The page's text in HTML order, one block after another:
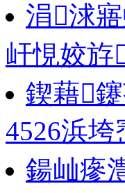
涓浗
屽悓姣
鍥藉
4526浜
鍚屾瘮